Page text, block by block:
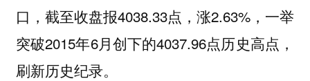
口，截至收盘报4038.33点，涨2.63%，一举
突破2015年6月创下的4037.96点历史高点，
刷新历史纪录。